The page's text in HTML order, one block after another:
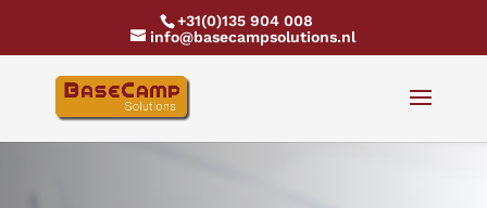
+31(0)135 904 008
info@basecampsolutions.nl